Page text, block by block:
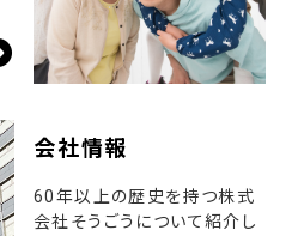
会社情報
60年以上の歴史を持つ株式
会社そうごうについて紹介し